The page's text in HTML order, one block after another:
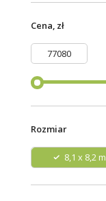
Cena, zł
Rozmiar
8,1 x 8,2 m